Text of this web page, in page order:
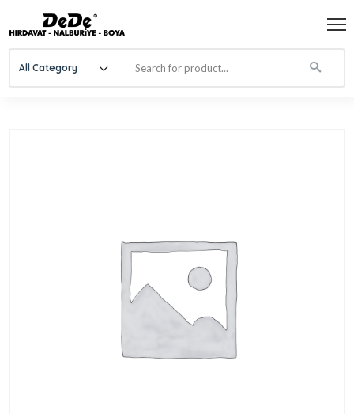
All Category